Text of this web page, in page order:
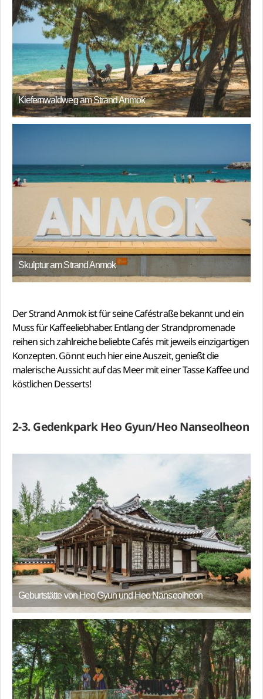
Kiefernwaldweg am Strand Anmok
Skulptur am Strand Anmok
Der Strand Anmok ist für seine Caféstraße bekannt und ein
Muss für Kaffeeliebhaber. Entlang der Strandpromenade
reihen sich zahlreiche beliebte Cafés mit jeweils einzigartigen
Konzepten. Gönnt euch hier eine Auszeit, genießt die
malerische Aussicht auf das Meer mit einer Tasse Kaffee und
köstlichen Desserts!
2-3. Gedenkpark Heo Gyun/Heo Nanseolheon
Geburtstätte von Heo Gyun und Heo Nanseolheon